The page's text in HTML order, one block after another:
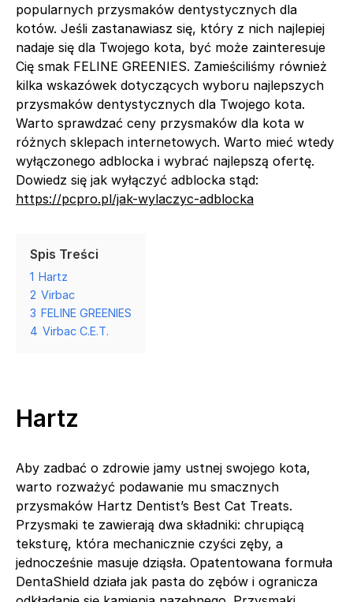
popularnych przysmaków dentystycznych dla
kotów. Jeśli zastanawiasz się, który z nich najlepiej
nadaje się dla Twojego kota, być może zainteresuje
Cię smak FELINE GREENIES. Zamieściliśmy również
kilka wskazówek dotyczących wyboru najlepszych
przysmaków dentystycznych dla Twojego kota.
Warto sprawdzać ceny przysmaków dla kota w
różnych sklepach internetowych. Warto mieć wtedy
wyłączonego adblocka i wybrać najlepszą ofertę.
Dowiedz się jak wyłączyć adblocka stąd:
https://pcpro.pl/jak-wylaczyc-adblocka
Spis Treści
1 Hartz
2 Virbac
3 FELINE GREENIES
4 Virbac C.E.T.
Hartz
Aby zadbać o zdrowie jamy ustnej swojego kota,
warto rozważyć podawanie mu smacznych
przysmaków Hartz Dentist’s Best Cat Treats.
Przysmaki te zawierają dwa składniki: chrupiącą
teksturę, która mechanicznie czyści zęby, a
jednocześnie masuje dziąsła. Opatentowana formuła
DentaShield działa jak pasta do zębów i ogranicza